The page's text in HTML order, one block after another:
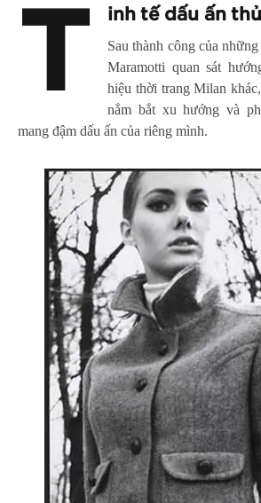
T inh tế dấu ấn
Sau thành công của
Maramotti quan sát
hiệu thời trang Milan
nắm bắt xu hướng và
mang đậm dấu ấn của riêng mình.